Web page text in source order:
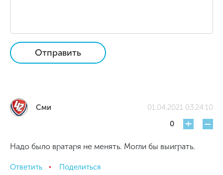
Отправить
Сми
01.04.2021 03:24:10
0
+ -
Надо было вратаря не менять. Могли бы выиграть.
Ответить Поделиться